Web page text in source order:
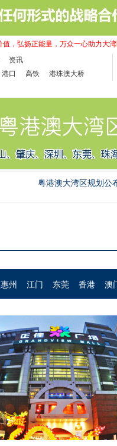
，弘扬正能量，万众一心助力大
资讯
港口 高铁 港珠澳大桥
粤港澳大湾区规划公
惠州 江门 东莞 香港 澳